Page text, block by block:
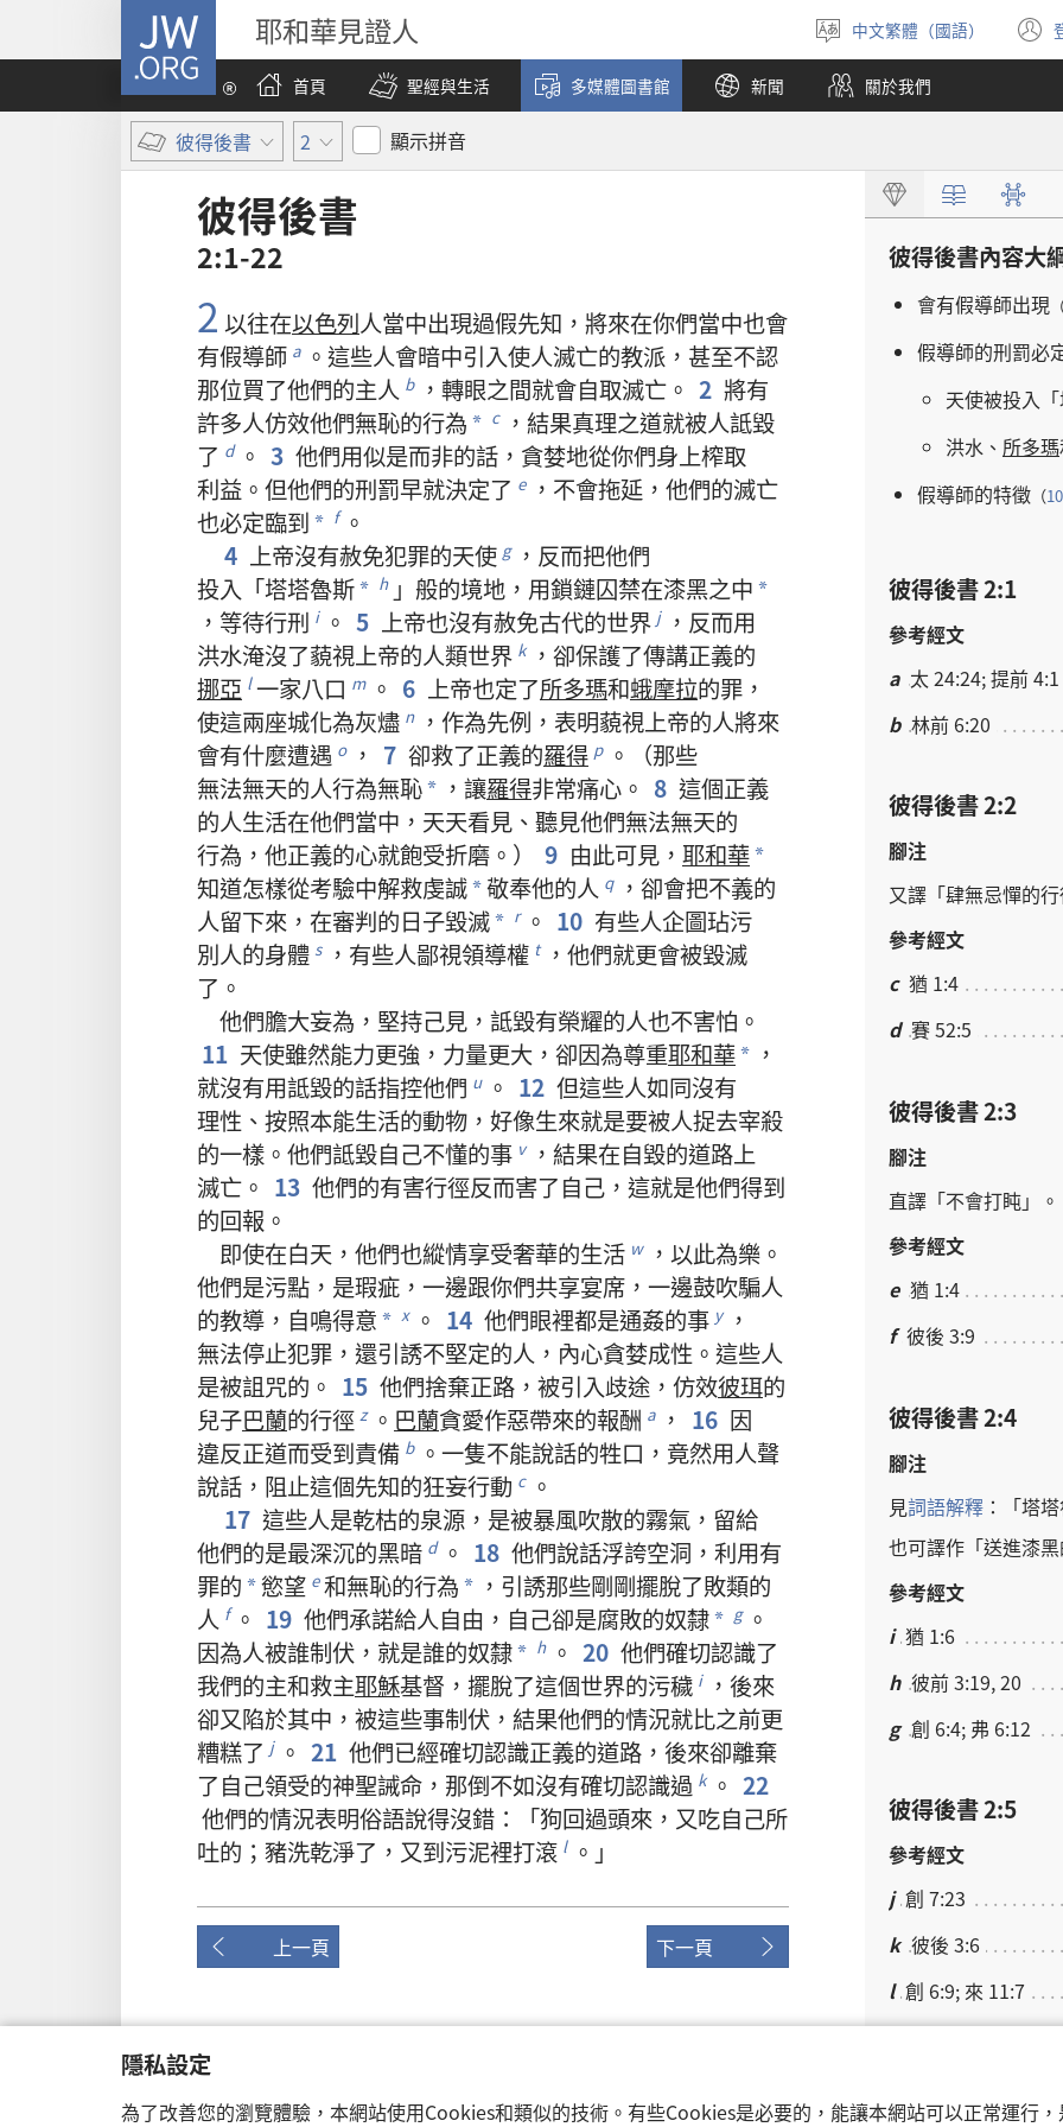
隱私設定
為了改善您的瀏覽體驗，本網站使用Cookies和類似的技術。有些Cookies是必要的，能讓本網站可以正常運行
JW.ORG 耶和華見證人
選
擇
語
言
中文繁體（國語）
首頁
聖經與生活 多媒體圖書館 新聞 關於我們
彼得後書 2 顯示拼音
彼得後書
2:1-22
2 以往在以色列人當中出現過假先知 ， 將來在你們當中也會
有假導師 a 。 這些人會暗中引入使人滅亡的教派 ， 甚至不認
那位買了他們的主人 b ， 轉眼之間就會自取滅亡 。 2 將有
許多人仿效他們無恥的行為 * c ， 結果真理之道就被人詆毀
了 d 。 3 他們用似是而非的話 ， 貪婪地從你們身上榨取
利益 。 但他們的刑罰早就決定了 e ， 不會拖延 ， 他們的滅亡
也必定臨到 * f 。
4 上帝沒有赦免犯罪的天使 g ， 反而把他們
投入 「塔塔魯斯* h 」 般的境地 ， 用鎖鏈囚禁在漆黑之中 *
， 等待行刑 i 。 5 上帝也沒有赦免古代的世界 j ， 反而用
洪水淹沒了藐視上帝的人類世界 k ， 卻保護了傳講正義的
挪亞 l 一家八口 m 。 6 上帝也定了所多瑪和蛾摩拉的罪 ，
使這兩座城化為灰燼 n ， 作為先例 ， 表明藐視上帝的人將來
會有什麼遭遇 o ， 7 卻救了正義的羅得 p 。（那些
無法無天的人行為無恥* ， 讓羅得非常痛心 。 8 這個正義
的人生活在他們當中 ， 天天看見 、 聽見他們無法無天的
行為 ， 他正義的心就飽受折磨 。） 9 由此可見 ， 耶和華*
知道怎樣從考驗中解救虔誠*敬奉他的人 q ， 卻會把不義的
人留下來 ， 在審判的日子毀滅* r 。 10 有些人企圖玷污
別人的身體 s ， 有些人鄙視領導權 t ， 他們就更會被毀滅
了 。
他們膽大妄為 ， 堅持己見 ， 詆毀有榮耀的人也不害怕 。
11 天使雖然能力更強 ， 力量更大 ， 卻因為尊重耶和華* ，
就沒有用詆毀的話指控他們 u 。 12 但這些人如同沒有
理性 、 按照本能生活的動物 ， 好像生來就是要被人捉去宰殺
的一樣 。 他們詆毀自己不懂的事 v ， 結果在自毀的道路上
滅亡 。 13 他們的有害行徑反而害了自己 ， 這就是他們得到
的回報 。
即使在白天 ， 他們也縱情享受奢華的生活 w ， 以此為樂 。
他們是污點 ， 是瑕疵 ， 一邊跟你們共享宴席 ， 一邊鼓吹騙人
的教導 ， 自鳴得意 * x 。 14 他們眼裡都是通姦的事 y ，
無法停止犯罪 ， 還引誘不堅定的人 ， 內心貪婪成性 。 這些人
是被詛咒的 。 15 他們捨棄正路 ， 被引入歧途 ， 仿效彼珥的
兒子巴蘭的行徑 z 。 巴蘭貪愛作惡帶來的報酬 a ， 16 因
違反正道而受到責備 b 。 一隻不能說話的牲口 ， 竟然用人聲
說話 ， 阻止這個先知的狂妄行動 c 。
17 這些人是乾枯的泉源 ， 是被暴風吹散的霧氣 ， 留給
他們的是最深沉的黑暗 d 。 18 他們說話浮誇空洞 ， 利用有
罪的 *慾望 e 和無恥的行為 * ， 引誘那些剛剛擺脫了敗類的
人 f 。 19 他們承諾給人自由 ， 自己卻是腐敗的奴隸* g 。
因為人被誰制伏 ， 就是誰的奴隸* h 。 20 他們確切認識了
我們的主和救主耶穌基督 ， 擺脫了這個世界的污穢 i ， 後來
卻又陷於其中 ， 被這些事制伏 ， 結果他們的情況就比之前更
糟糕了 j 。 21 他們已經確切認識正義的道路 ， 後來卻離棄
了自己領受的神聖誡命 ， 那倒不如沒有確切認識過 k 。 22
他們的情況表明俗語說得沒錯 ：「狗回過頭來 ， 又吃自己所
吐的 ； 豬洗乾淨了 ， 又到污泥裡打滾 l 。」
上一頁 下一頁
此出版物的版權聲明
Copyright©2026 Watch Tower Bible and Tract Society of Pennsylvania.
彼得後書內容大
會有假導師出現
假導師的刑罰必
天使被投入 「
洪水 、 所多瑪
假導師的特徵 （10
彼得後書 2:1
參考經文
a 太 24:24; 提前 4:1
b 林前 6:20
彼得後書 2:2
腳注
又譯 「肆無忌憚的
參考經文
c 猶 1:4
d 賽 52:5
彼得後書 2:3
腳注
直譯 「不會打盹」。
參考經文
e 猶 1:4
f 彼後 3:9
彼得後書 2:4
腳注
見詞語解釋 ：「塔
也可譯作 「送進漆黑
參考經文
i 猶 1:6
h 彼前 3:19, 20
g 創 6:4; 弗 6:12
彼得後書 2:5
參考經文
j 創 7:23
k 彼後 3:6
l 創 6:9; 來 11:7
彼得後書 2:6